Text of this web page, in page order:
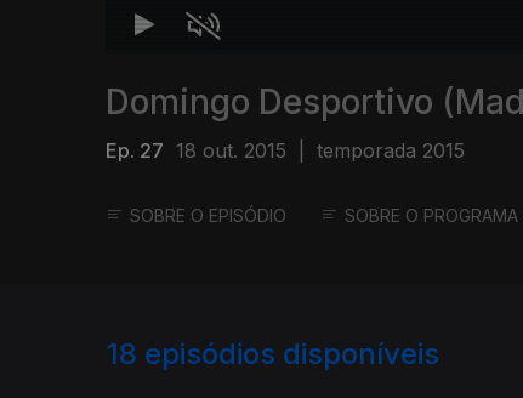
Domingo Desportivo
Ep. 27 18 out. 2015 temporada 2015
SOBRE O EPISÓDIO SOBRE O PROGRAMA
18 episódios disponíveis